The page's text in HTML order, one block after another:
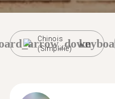
Chinois
(Simplifié)